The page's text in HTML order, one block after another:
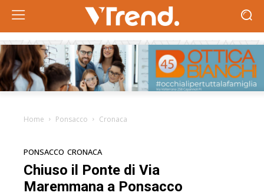
Home Ponsacco Cronaca
PONSACCO CRONACA
Chiuso il Ponte di Via
Maremmana a Ponsacco